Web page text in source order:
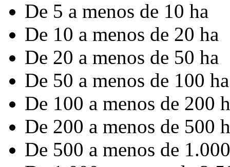
De 5 a menos de 10 ha
De 10 a menos de 20 ha
De 20 a menos de 50 ha
De 50 a menos de 100 ha
De 100 a menos de 200
De 200 a menos de 500
De 500 a menos de